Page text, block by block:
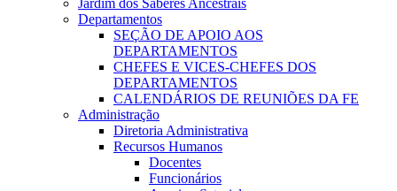
Jardim dos Saberes Ancestrais
Departamentos
SEÇÃO DE APOIO AOS
DEPARTAMENTOS
CHEFES E VICES-CHEFES DOS
DEPARTAMENTOS
CALENDÁRIOS DE REUNIÕES DA FE
Administração
Diretoria Administrativa
Recursos Humanos
Docentes
Funcionários